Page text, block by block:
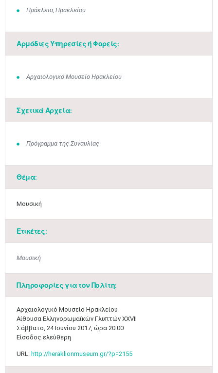
Ηράκλειο, Ηρακλείου
Αρμόδιες Υπηρεσίες ή Φορείς:
Αρχαιολογικό Μουσείο Ηρακλείου
Σχετικά Αρχεία:
Πρόγραμμα της Συναυλίας
Θέμα:
Μουσική
Ετικέτες:
Μουσική
Πληροφορίες για τον Πολίτη:
​Αρχαιολογικό Μουσείο Ηρακλείου
Αίθουσα Ελληνορωμαϊκών Γλυπτών XXVII
Σάββατο, 24 Ιουνίου 2017, ώρα 20:00
Είσοδος ελεύθερη
URL: http://heraklionmuseum.gr/?p=2155
Μαϊ1 2
• • •
11
•
12
•
13
•
18
•
19
•
20
•
21
••• ••• •••